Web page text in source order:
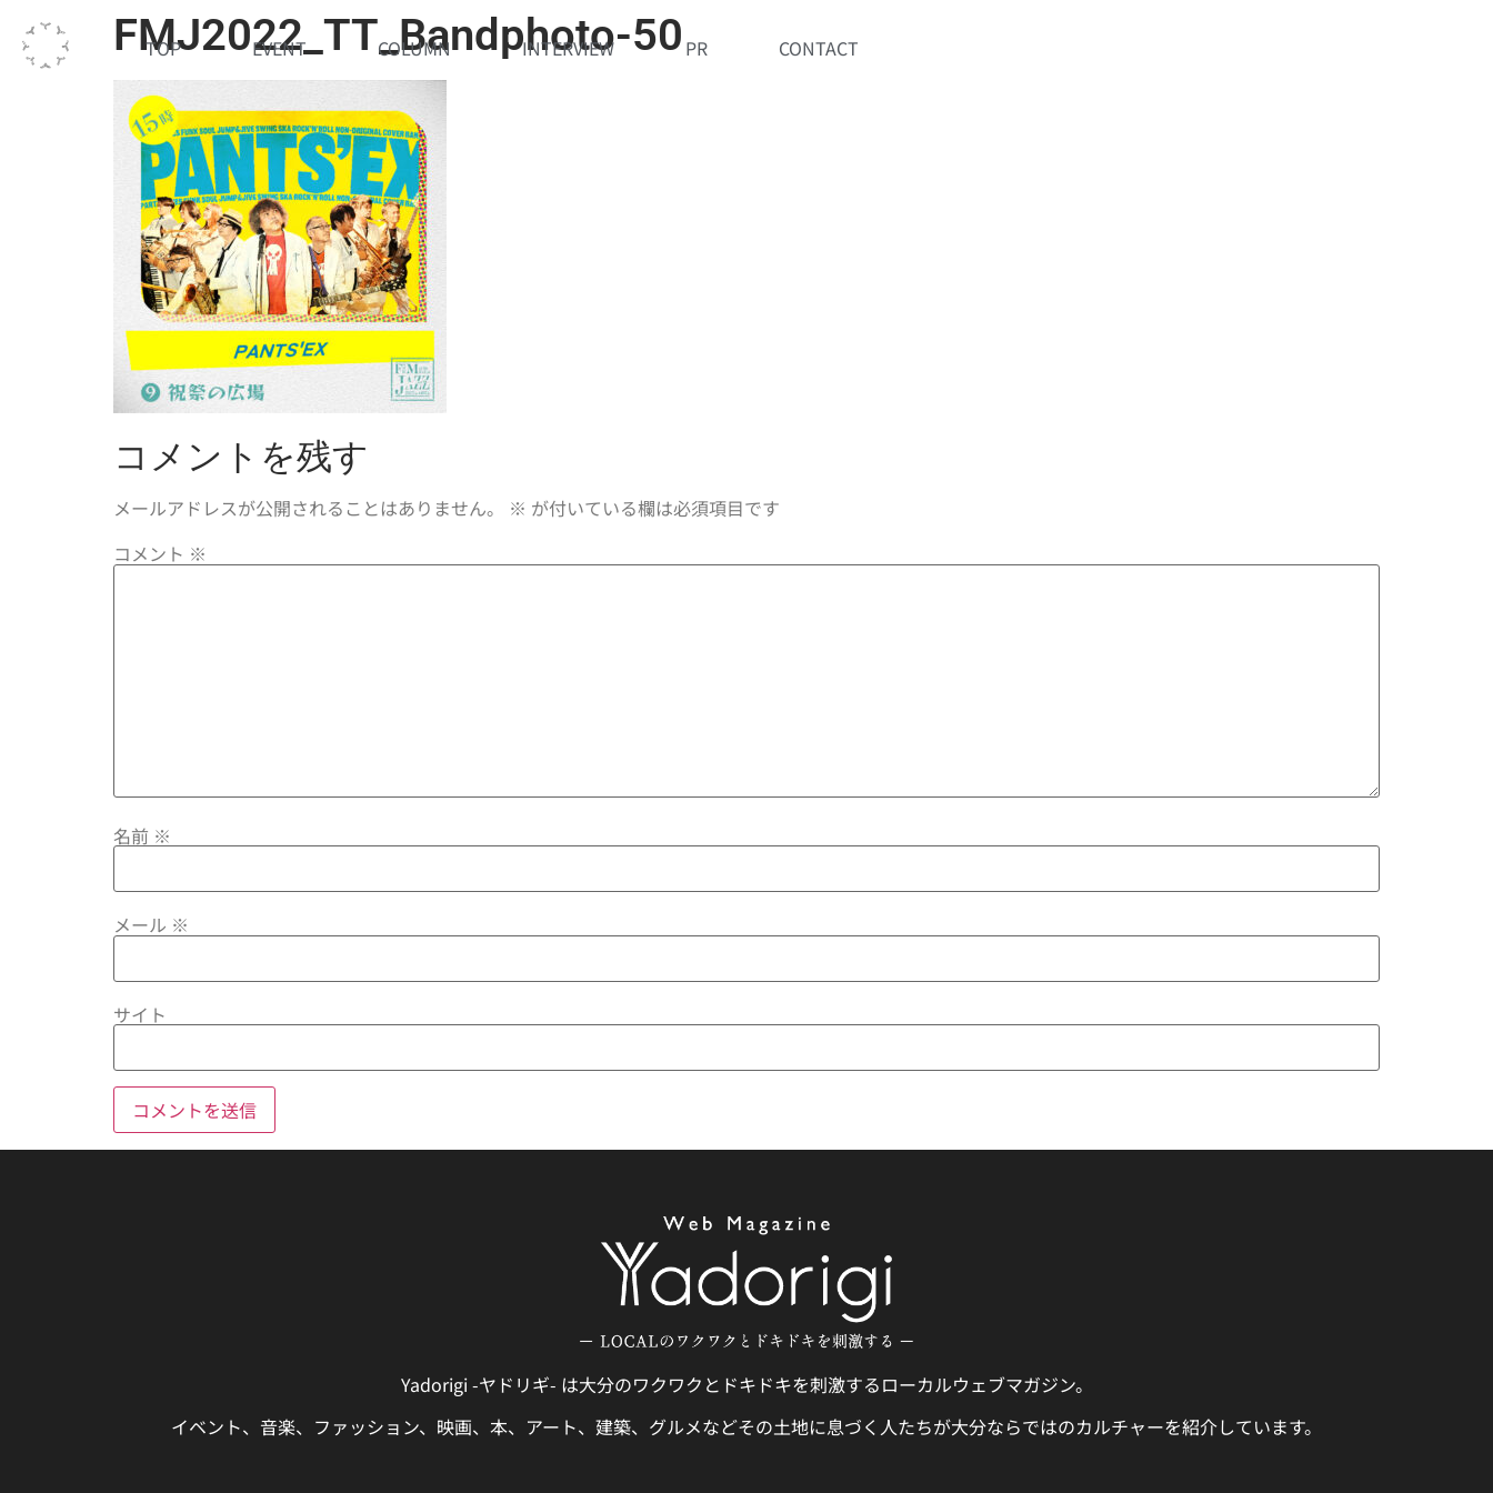
TOP EVENT COLUMN INTERVIEW PR CONTACT
FMJ2022_TT_Bandphoto-50
コメントを残す
メールアドレスが公開されることはありません。 ※ が付いている欄は必須項目です
コメント ※
名前 ※
メール ※
サイト
Yadorigi -ヤドリギ- は大分のワクワクとドキドキを刺激するローカルウェブマガジン。
イベント、音楽、ファッション、映画、本、アート、建築、グルメなどその土地に息づく人たちが大分ならではのカルチャーを紹介しています。